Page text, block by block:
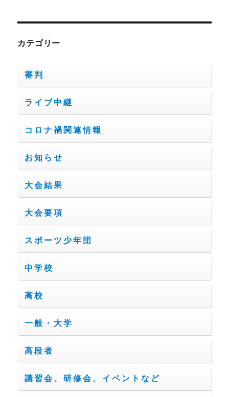
カテゴリー
審判
ライブ中継
コロナ禍関連情報
お知らせ
大会結果
大会要項
スポーツ少年団
中学校
高校
一般・大学
高段者
講習会、研修会、イベントなど